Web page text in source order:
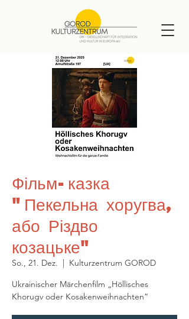
Фільм-казка
"Пекельна хоругва,
або Різдво
козацьке"
So., 21. Dez.
  |
Kulturzentrum GOROD
Ukrainischer Märchenfilm „Höllisches
Khorugv oder Kosakenweihnachten“